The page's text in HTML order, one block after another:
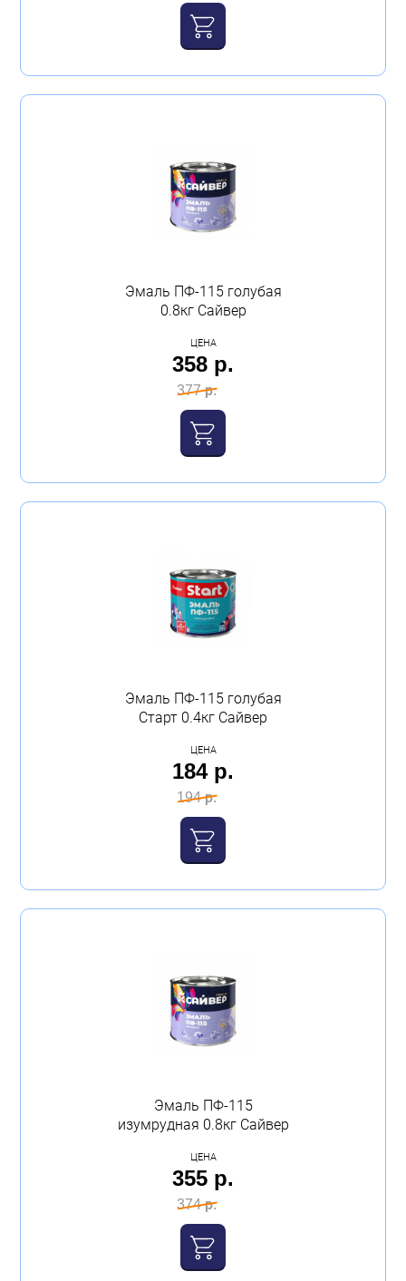
Эмаль ПФ-115 голубая
0.8кг Сайвер
ЦЕНА
358 р.
377 р.
Эмаль ПФ-115 голубая
Старт 0.4кг Сайвер
ЦЕНА
184 р.
194 р.
Эмаль ПФ-115
изумрудная 0.8кг Сайвер
ЦЕНА
355 р.
374 р.